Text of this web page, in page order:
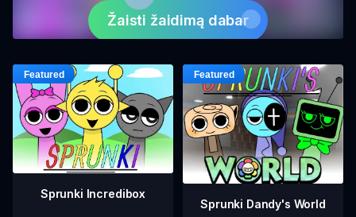
Žaisti žaidimą dabar
Sprunki Incredibox
Sprunki Dandy's World